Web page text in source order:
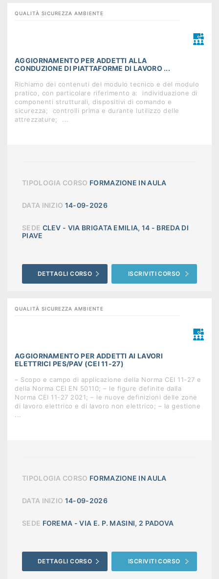
QUALITÀ SICUREZZA AMBIENTE
AGGIORNAMENTO PER ADDETTI ALLA
CONDUZIONE DI PIATTAFORME DI LAVORO ...
Richiamo dei contenuti del modulo tecnico e del modulo
pratico, con particolare riferimento a:  individuazione di
componenti strutturali, dispositivi di comando e
sicurezza;  controlli prima e durante lutilizzo delle
attrezzature;  ...
TIPOLOGIA CORSO FORMAZIONE IN AULA
DATA INIZIO 14-09-2026
SEDE CLEV - VIA BRIGATA EMILIA, 14 - BREDA DI
PIAVE
DETTAGLI CORSO ISCRIVITI CORSO
QUALITÀ SICUREZZA AMBIENTE
AGGIORNAMENTO PER ADDETTI AI LAVORI
ELETTRICI PES/PAV (CEI 11-27)
– Scopo e campo di applicazione della Norma CEI 11-27 e
della Norma CEI EN 50110; – le figure definite dalla
Norma CEI 11-27 2021; – le nuove definizioni delle zone
di lavoro elettrico e di lavoro non elettrico; – la gestione
...
TIPOLOGIA CORSO FORMAZIONE IN AULA
DATA INIZIO 14-09-2026
SEDE FOREMA - VIA E. P. MASINI, 2 PADOVA
DETTAGLI CORSO ISCRIVITI CORSO